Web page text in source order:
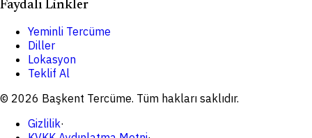
Faydalı Linkler
Yeminli Tercüme
Diller
Lokasyon
Teklif Al
© 2026 Başkent Tercüme. Tüm hakları saklıdır.
Gizlilik·